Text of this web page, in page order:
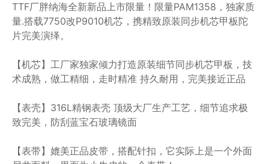
TTF厂胖纳海全新新品上市限量！限量PAM1358，独家质
量.搭载7750改P9010机芯，携精致原装同步机芯甲板陀
片完美演绎。
【机芯】工厂家独家倾力打造原装细节同步机芯甲板，技
术成熟，做工精细，走时精准 持久耐用，完美接近正品
【表壳】316L精钢表壳 顶级大厂生产工艺，细节追求极
致完美，防刮蓝宝石玻璃镜面
【表带】媲美正品皮带，搭配针扣，它实际上是一个外面